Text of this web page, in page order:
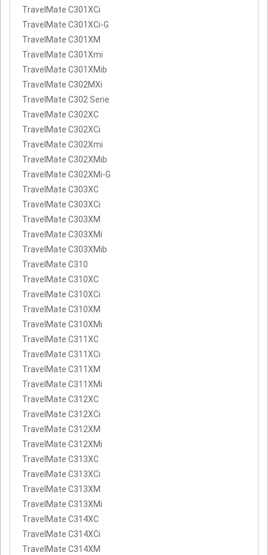
TravelMate C301XCi
TravelMate C301XCi-G
TravelMate C301XM
TravelMate C301Xmi
TravelMate C301XMib
TravelMate C302MXi
TravelMate C302 Serie
TravelMate C302XC
TravelMate C302XCi
TravelMate C302Xmi
TravelMate C302XMib
TravelMate C302XMi-G
TravelMate C303XC
TravelMate C303XCi
TravelMate C303XM
TravelMate C303XMi
TravelMate C303XMib
TravelMate C310
TravelMate C310XC
TravelMate C310XCi
TravelMate C310XM
TravelMate C310XMi
TravelMate C311XC
TravelMate C311XCi
TravelMate C311XM
TravelMate C311XMi
TravelMate C312XC
TravelMate C312XCi
TravelMate C312XM
TravelMate C312XMi
TravelMate C313XC
TravelMate C313XCi
TravelMate C313XM
TravelMate C313XMi
TravelMate C314XC
TravelMate C314XCi
TravelMate C314XM